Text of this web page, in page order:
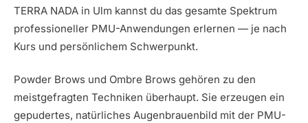
TERRA NADA in Ulm kannst du das gesamte Spektrum
professioneller PMU-Anwendungen erlernen — je nach
Kurs und persönlichem Schwerpunkt.
Powder Brows und Ombre Brows gehören zu den
meistgefragten Techniken überhaupt. Sie erzeugen ein
gepudertes, natürliches Augenbrauenbild mit der PMU-